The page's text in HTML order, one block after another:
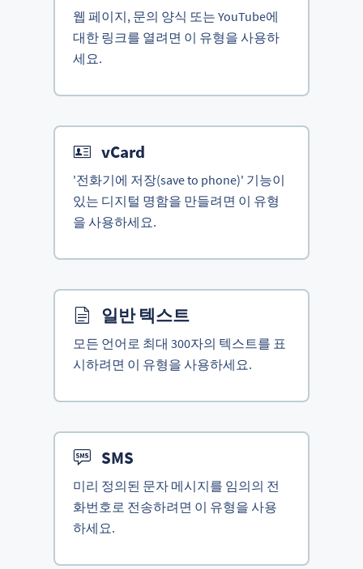
웹 페이지, 문의 양식 또는 YouTube에
대한 링크를 열려면 이 유형을 사용하
세요.
vCard
'전화기에 저장(save to phone)' 기능이
있는 디지털 명함을 만들려면 이 유형
을 사용하세요.
일반 텍스트
모든 언어로 최대 300자의 텍스트를 표
시하려면 이 유형을 사용하세요.
SMS
미리 정의된 문자 메시지를 임의의 전
화번호로 전송하려면 이 유형을 사용
하세요.